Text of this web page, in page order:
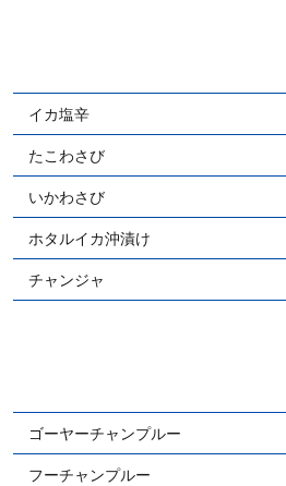
イカ塩辛
たこわさび
いかわさび
ホタルイカ沖漬け
チャンジャ
ゴーヤーチャンプルー
フーチャンプルー